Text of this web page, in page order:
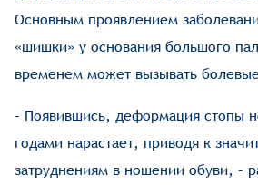
Основным проявлением
«шишки» у основания большого
временем может вызывать
– Появившись, деформация стопы
годами нарастает, приводя к
затруднениям в ношении обуви, –